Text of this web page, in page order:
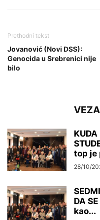
Prethodni tekst
Jovanović (Novi DSS):
Genocida u Srebrenici nije
bilo
KUDA
top je
28/10/
DA
kao...